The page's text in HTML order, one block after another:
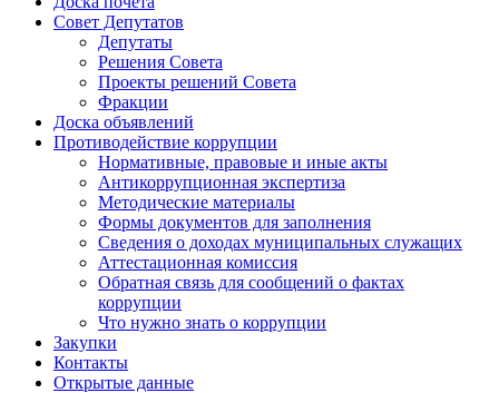
Совет Депутатов
Депутаты
Решения Совета
Проекты решений Совета
Фракции
Доска объявлений
Противодействие коррупции
Нормативные, правовые и иные акты
Антикоррупционная экспертиза
Методические материалы
Формы документов для заполнения
Сведения о доходах муниципальных служащих
Аттестационная комиссия
Обратная связь для сообщений о фактах
коррупции
Что нужно знать о коррупции
Закупки
Контакты
Открытые данные